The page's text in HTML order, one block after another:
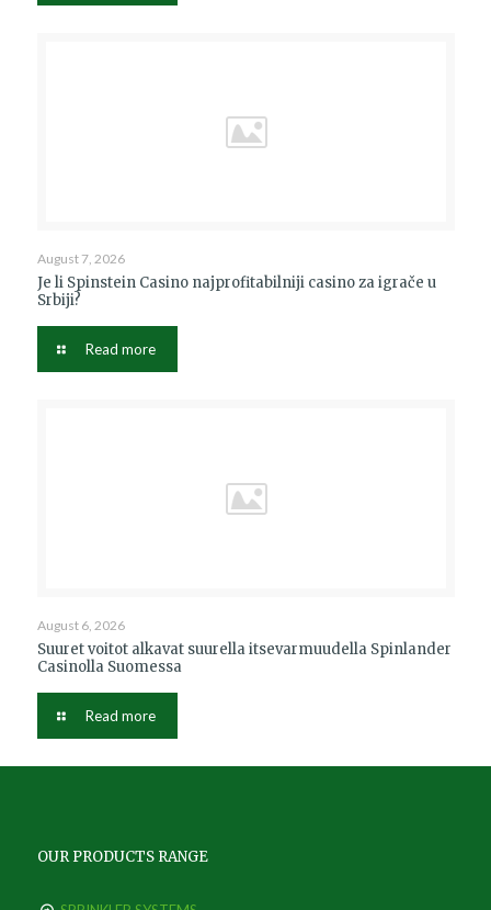
August 7, 2026
Je li Spinstein Casino najprofitabilniji casino za igrače u
Srbiji?
Read more
August 6, 2026
Suuret voitot alkavat suurella itsevarmuudella Spinlander
Casinolla Suomessa
Read more
OUR PRODUCTS RANGE